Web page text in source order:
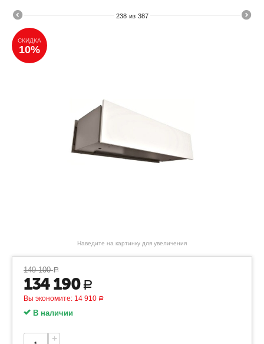
238 из 387
СКИДКА
10%
Наведите на картинку для увеличения
149 100 Р
134 190 Р
Вы экономите: 14 910 Р
В наличии
+